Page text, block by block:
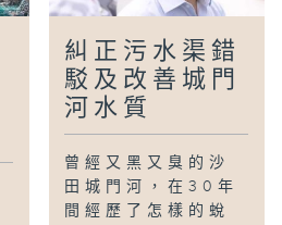
糾正污水渠錯
駁及改善城門
河水質
曾經又黑又臭的沙
田城門河，在30年
間經歷了怎樣的蛻